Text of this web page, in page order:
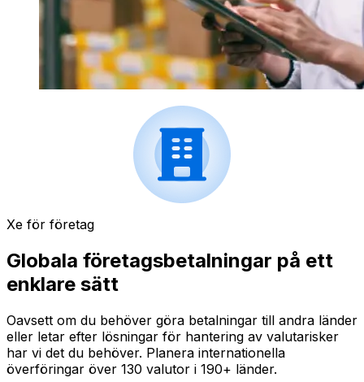
Xe för företag
Globala företagsbetalningar på ett
enklare sätt
Oavsett om du behöver göra betalningar till andra länder
eller letar efter lösningar för hantering av valutarisker
har vi det du behöver. Planera internationella
överföringar över 130 valutor i 190+ länder.